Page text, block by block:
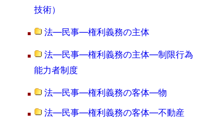
技術）
法―民事―権利義務の主体
法―民事―権利義務の主体―制限行為
能力者制度
法―民事―権利義務の客体―物
法―民事―権利義務の客体―不動産